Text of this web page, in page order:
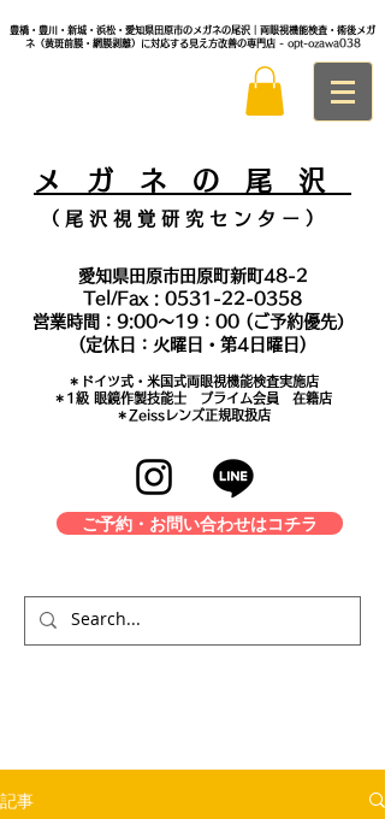
豊橋・豊川・新城・浜松・愛知県田原市のメガネの尾沢｜両眼視機能検査・術後メガ
ネ（黄斑前膜・網膜剥離）に対応する見え方改善の専門店 - opt-ozawa038
メ ガ ネ の 尾 沢
（ 尾 沢 視 覚 研 究 セ ン タ ー ）
愛知県田原市田原町新町48-2
Tel/Fax : 0531-22-0358
営業時間：9:00～19：00 (ご予約優先）
(定休日：火曜日・第4日曜日)
＊​ドイツ式・米国式両眼視機能検査実施店
​＊1級 眼鏡作製技能士 プライム会員 在籍店
＊Zeissレンズ正規取扱店
ご予約・お問い合わせはコチラ
記事